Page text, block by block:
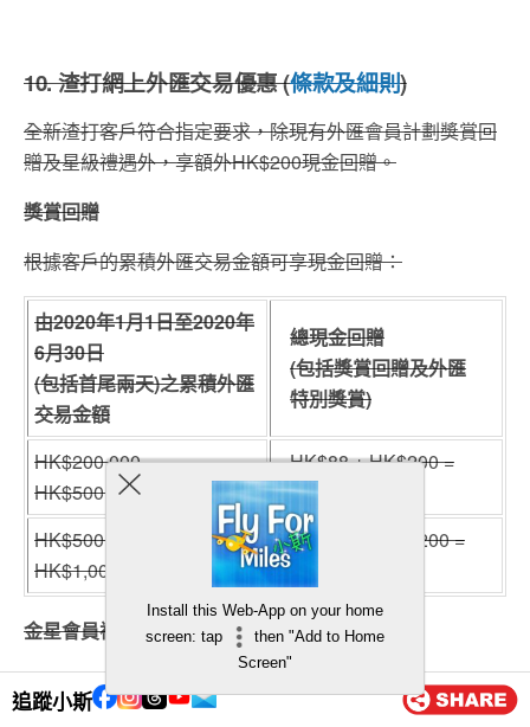
追蹤小斯
10. 渣打網上外匯交易優惠 (條款及細則)
全新渣打客戶符合指定要求，除現有外匯會員計劃獎賞回
贈及星級禮遇外，享額外HK$200現金回贈。
獎賞回贈
根據客戶的累積外匯交易金額可享現金回贈：
由2020年1月1日至2020年
6月30日
(包括首尾兩天)之累積外匯
交易金額
總現金回贈
(包括獎賞回贈及外匯
特別獎賞)
HK$200,000 –
HK$500,000以下
HK$88 + HK$200 =
HK$288
HK$500,000 –
HK$1,000,000以下
HK$138 + HK$200 =
HK$338
金星會員禮遇
客戶為金星會員(如外匯會員計劃所示)可享更高現金回
贈：
Install this Web-App on your home
screen: tap
then "Add to Home
Screen"